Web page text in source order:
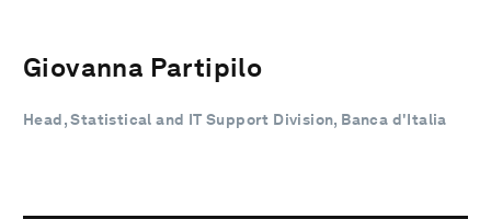
Giovanna Partipilo
Head, Statistical and IT Support Division, Banca d'Italia